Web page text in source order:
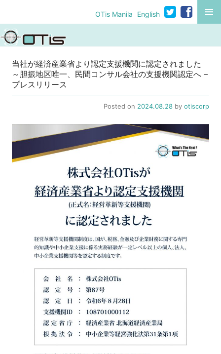
テ
ン
MENU
OTis Manila English
当社が経済産業省より認定支援機関に認定されました
～胆振地区唯一、民間コンサル会社の支援機関認定へ –
プレスリリース
Posted on 2024.08.28 by otiscorp